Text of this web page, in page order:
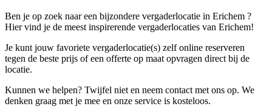
Ben je op zoek naar een bijzondere vergaderlocatie in Erichem ?
Hier vind je de meest inspirerende vergaderlocaties van Erichem!
Je kunt jouw favoriete vergaderlocatie(s) zelf online reserveren
tegen de beste prijs of een offerte op maat opvragen direct bij de
locatie.
Kunnen we helpen? Twijfel niet en neem contact met ons op. We
denken graag met je mee en onze service is kosteloos.